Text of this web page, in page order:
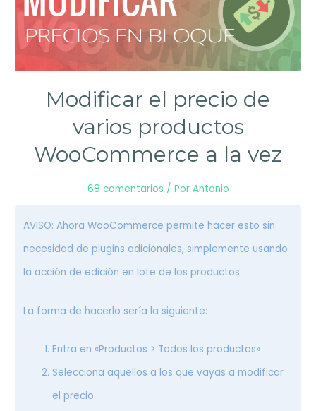
Modificar el precio de
varios productos
WooCommerce a la vez
68 comentarios / Por Antonio
AVISO: Ahora WooCommerce permite hacer esto sin
necesidad de plugins adicionales, simplemente usando
la acción de edición en lote de los productos.
La forma de hacerlo sería la siguiente:
Entra en «Productos > Todos los productos»
Selecciona aquellos a los que vayas a modificar
el precio.